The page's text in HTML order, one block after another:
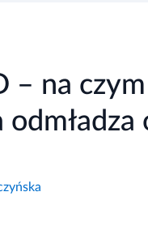
– na